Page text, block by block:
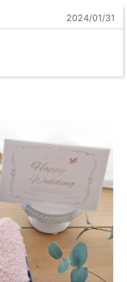
ます。
。お選びいただけません
ください。
2024/01/31